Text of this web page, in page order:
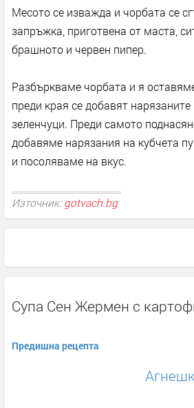
Месото се изважда и чорбата се
запръжка, приготвена от маста,
брашното и червен пипер.
Разбъркваме чорбата и я
преди края се добавят нарязаните
зеленчуци. Преди самото
добавяме нарязания на кубчета
и посоляваме на вкус.
Източник: gotvach.bg
Супа Сен Жермен с
Предишна рецепта